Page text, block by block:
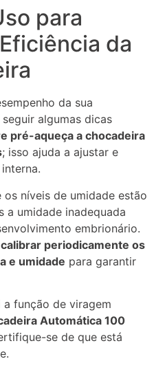
para
da
da sua
algumas dicas
pré-aqueça a chocadeira
; isso ajuda a ajustar e
níveis de umidade estão
a umidade inadequada
embrionário.
calibrar periodicamente os
e umidade para garantir
a função de viragem
Automática 100
se de que está